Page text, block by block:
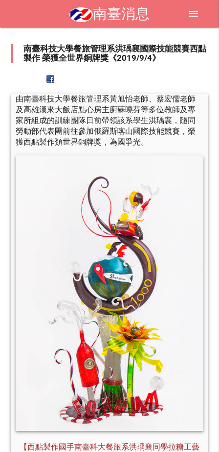
南臺消息 menu
南臺科技大學餐旅管理系洪瑀襄國際技能競賽西點
製作 榮獲全世界銅牌獎《2019/9/4》
由南臺科技大學餐旅管理系黃旭怡老師、蔡宏儒老師
及高雄漢來大飯店點心房主廚蘇曉芬等多位教師及專
家所組成的訓練團隊日前帶領該系學生洪瑀襄，隨同
勞動部代表團前往參加俄羅斯喀山國際技能競賽，榮
獲西點製作類世界銅牌獎，為國爭光。
【西點製作國手南臺科大餐旅系洪瑀襄同學拉糖工藝